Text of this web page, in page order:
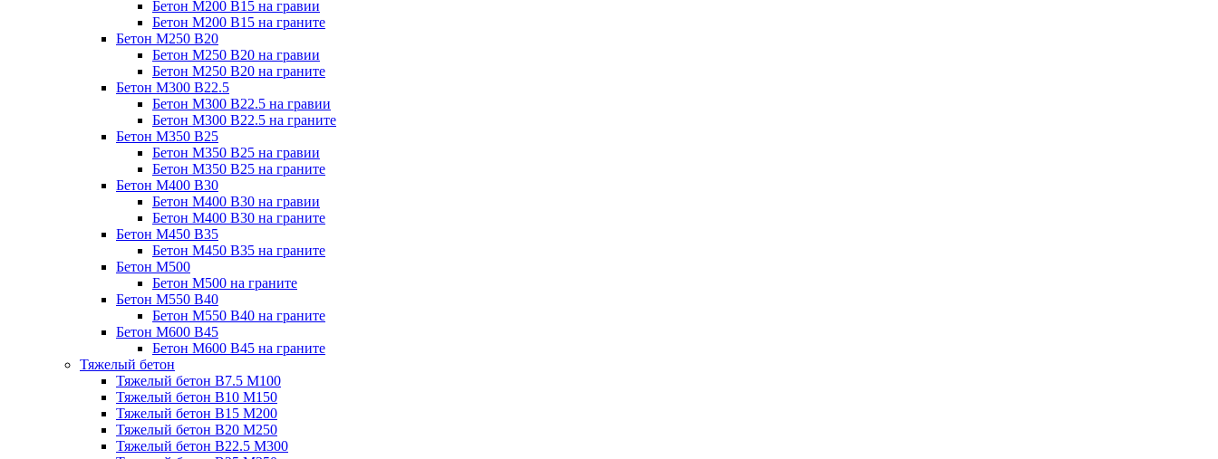
Бетон М200 В15 на гравии
Бетон М200 В15 на граните
Бетон М250 В20
Бетон М250 В20 на гравии
Бетон М250 В20 на граните
Бетон М300 В22.5
Бетон М300 В22.5 на гравии
Бетон М300 В22.5 на граните
Бетон М350 В25
Бетон М350 В25 на гравии
Бетон М350 В25 на граните
Бетон М400 В30
Бетон М400 В30 на гравии
Бетон М400 В30 на граните
Бетон М450 В35
Бетон М450 В35 на граните
Бетон М500
Бетон М500 на граните
Бетон М550 В40
Бетон М550 В40 на граните
Бетон М600 В45
Бетон М600 В45 на граните
Тяжелый бетон
Тяжелый бетон В7.5 М100
Тяжелый бетон В10 М150
Тяжелый бетон В15 М200
Тяжелый бетон В20 М250
Тяжелый бетон В22.5 М300